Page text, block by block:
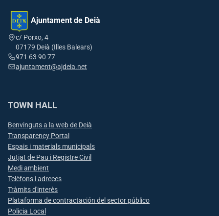
Ajuntament de Deià
c/ Porxo, 4
07179 Deià (Illes Balears)
971 63 90 77
ajuntament@ajdeia.net
TOWN HALL
Benvinguts a la web de Deià
Transparency Portal
Espais i materials municipals
Jutjat de Pau i Registre Civil
Medi ambient
Telèfons i adreces
Tràmits d'interès
Plataforma de contractación del sector público
Policia Local